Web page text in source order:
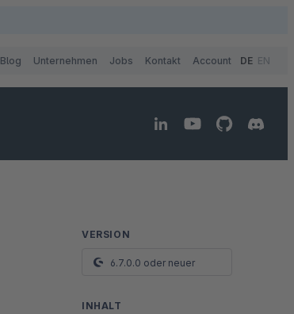
Blog Unternehmen Jobs Kontakt Account DE EN
VERSION
6.7.0.0 oder neuer
INHALT